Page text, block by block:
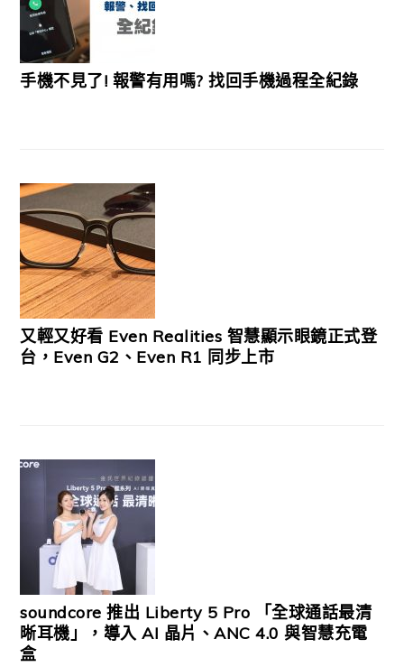
手機不見了! 報警有用嗎? 找回手機過程全紀錄
又輕又好看 Even Realities 智慧顯示眼鏡正式登
台，Even G2、Even R1 同步上市
soundcore 推出 Liberty 5 Pro 「全球通話最清
晰耳機」，導入 AI 晶片、ANC 4.0 與智慧充電
盒